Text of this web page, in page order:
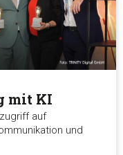
mit KI
auf
und